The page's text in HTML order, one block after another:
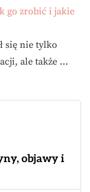
go zrobić i jakie
się nie tylko
ale także …
objawy i